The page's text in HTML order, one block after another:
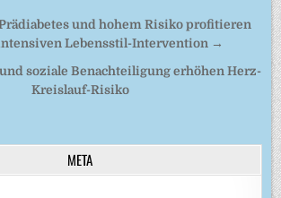
und hohem Risiko profitieren
Lebensstil-Intervention →
soziale Benachteiligung erhöhen Herz-
Kreislauf-Risiko
META